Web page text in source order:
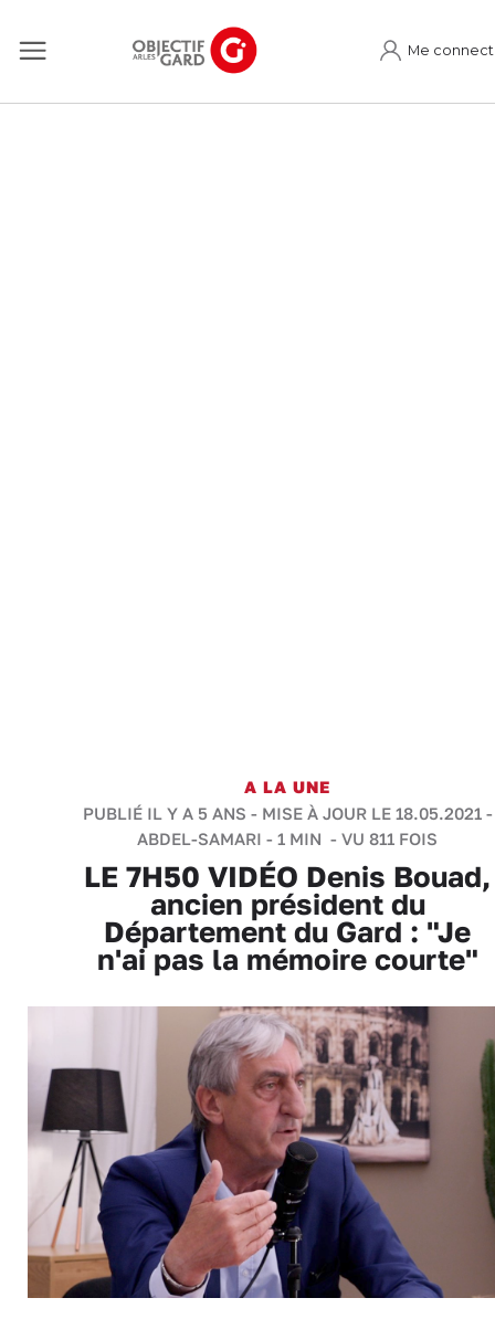
Me
A LA UNE
PUBLIÉ IL Y A 5 ANS - MISE À JOUR LE 18.05.2021 -
ABDEL-SAMARI - 1 MIN - VU 811 FOIS
LE 7H50 VIDÉO Denis Bouad,
ancien président du
Département du Gard : "Je
n'ai pas la mémoire courte"